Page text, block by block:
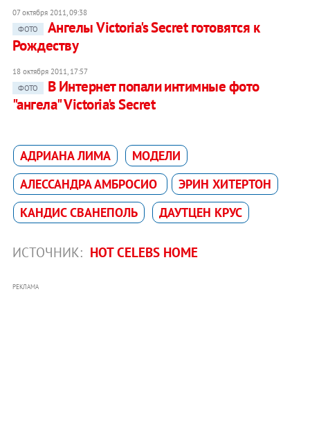
07 октября 2011, 09:38
ФОТО
Ангелы Victoria's Secret готовятся к
Рождеству
18 октября 2011, 17:57
ФОТО
В Интернет попали интимные фото
"ангела" Victoria's Secret
АДРИАНА ЛИМА
МОДЕЛИ
АЛЕССАНДРА АМБРОСИО
ЭРИН ХИТЕРТОН
КАНДИС СВАНЕПОЛЬ
ДАУТЦЕН КРУС
ИСТОЧНИК: HOT CELEBS HOME
РЕКЛАМА